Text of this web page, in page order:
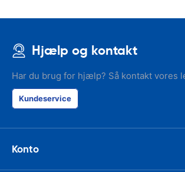
Hjælp og kontakt
Har du brug for hjælp? Så kontakt vores
Kundeservice
Konto